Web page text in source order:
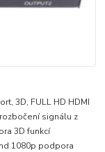
3D, FULL HD HDMI
signálu z
3D funkcí
1080p podpora